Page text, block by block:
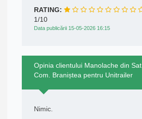
RATING:
1/10
Data publicării 15-05-2026 16:15
Opinia clientului Manolache din
Com. Braniștea pentru Unitrailer
Nimic.